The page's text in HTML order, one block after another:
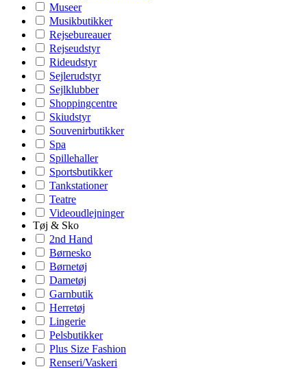
Museer
Musikbutikker
Rejsebureauer
Rejseudstyr
Rideudstyr
Sejlerudstyr
Sejlklubber
Shoppingcentre
Skiudstyr
Souvenirbutikker
Spa
Spillehaller
Sportsbutikker
Tankstationer
Teatre
Videoudlejninger
Tøj & Sko
2nd Hand
Børnesko
Børnetøj
Dametøj
Garnbutik
Herretøj
Lingerie
Pelsbutikker
Plus Size Fashion
Renseri/Vaskeri